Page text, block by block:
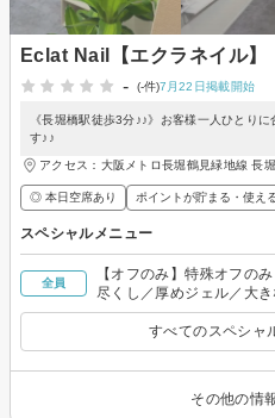
Eclat Nail【エクラネイル】
-
(-件)7月22日掲載開始
《長堀橋駅徒歩3分♪♪》お客様一人ひとり
す♪♪
アクセス：大阪メトロ長堀鶴見緑地線 長
◎ 本日空席あり ポイントが貯まる・使え
スペシャルメニュー
全員
【オフのみ】特殊オフの
尽くし／厚めジェル／大き
ある場合）
すべてのスペシャ
その他の情